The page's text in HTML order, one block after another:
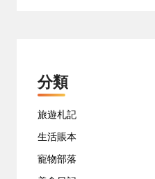
分類
旅遊札記
生活賬本
寵物部落